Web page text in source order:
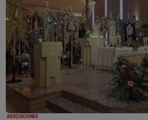
ASOCIACIONES